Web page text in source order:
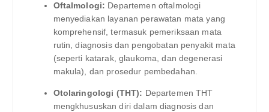
Oftalmologi: Departemen oftalmologi
menyediakan layanan perawatan mata yang
komprehensif, termasuk pemeriksaan mata
rutin, diagnosis dan pengobatan penyakit mata
(seperti katarak, glaukoma, dan degenerasi
makula), dan prosedur pembedahan.
Otolaringologi (THT): Departemen THT
mengkhususkan diri dalam diagnosis dan